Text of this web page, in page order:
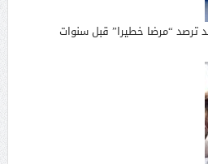
“مرضا خطيرا” قبل سنوات